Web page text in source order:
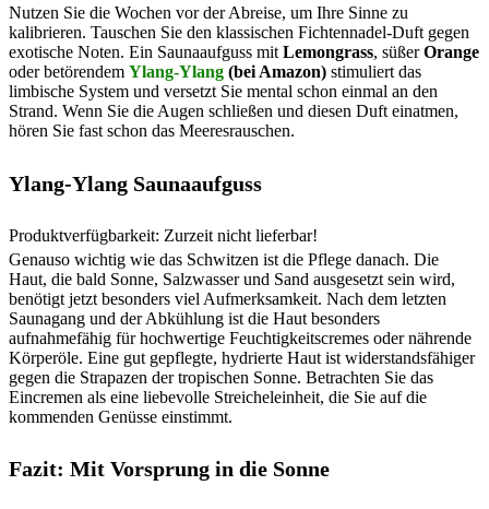
Nutzen Sie die Wochen vor der Abreise, um Ihre Sinne zu
kalibrieren. Tauschen Sie den klassischen Fichtennadel-Duft gegen
exotische Noten. Ein Saunaaufguss mit Lemongrass, süßerOrange
oder betörendem Ylang-Ylang (bei Amazon) stimuliert das
limbische System und versetzt Sie mental schon einmal an den
Strand. Wenn Sie die Augen schließen und diesen Duft einatmen,
hören Sie fast schon das Meeresrauschen.
Ylang-Ylang Saunaaufguss
Produktverfügbarkeit: Zurzeit nicht lieferbar!
Genauso wichtig wie das Schwitzen ist die Pflege danach. Die
Haut, die bald Sonne, Salzwasser und Sand ausgesetzt sein wird,
benötigt jetzt besonders viel Aufmerksamkeit. Nach dem letzten
Saunagang und der Abkühlung ist die Haut besonders
aufnahmefähig für hochwertige Feuchtigkeitscremes oder nährende
Körperöle. Eine gut gepflegte, hydrierte Haut ist widerstandsfähiger
gegen die Strapazen der tropischen Sonne. Betrachten Sie das
Eincremen als eine liebevolle Streicheleinheit, die Sie auf die
kommenden Genüsse einstimmt.
Fazit: Mit Vorsprung in die Sonne